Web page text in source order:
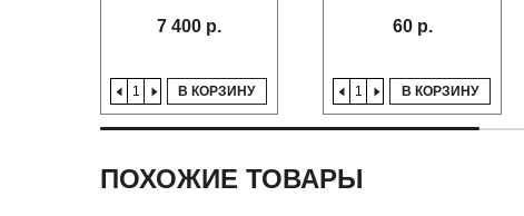
7 400 р.
В КОРЗИНУ
60 р.
В КОРЗИНУ
ПОХОЖИЕ ТОВАРЫ